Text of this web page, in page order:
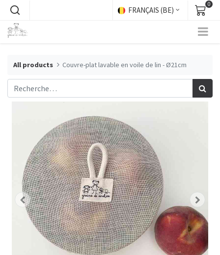
FRANÇAIS (BE)
0
All products Couvre-plat lavable en voile de lin - Ø21cm